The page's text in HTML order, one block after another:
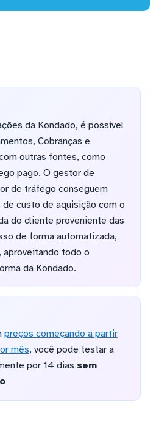
da Kondado, é possível
Cobranças e
outras fontes, como
pago. O gestor de
de tráfego conseguem
custo de aquisição com o
do cliente proveniente das
de forma automatizada,
aproveitando todo o
da Kondado.
preços começando a partir
mês, você pode testar a
por 14 dias sem